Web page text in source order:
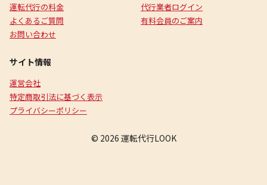
運転代行の料金
よくあるご質問
お問い合わせ
代行業者ログイン
有料会員のご案内
サイト情報
運営会社
特定商取引法に基づく表示
プライバシーポリシー
© 2026 運転代行LOOK